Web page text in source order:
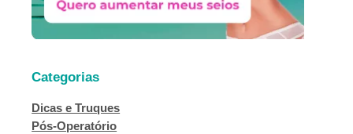
Categorias
Dicas e Truques
Pós-Operatório